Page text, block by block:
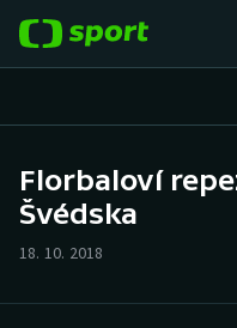
Hokej
Florbaloví
Švédska
18. 10. 2018